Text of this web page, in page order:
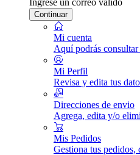
Continuar
Mi cuenta
Aquí podrás
Mi Perfil
Revisa y edita tus
Direcciones de envio
Agrega, edita y/o
Mis Pedidos
Gestiona tus pedidos,